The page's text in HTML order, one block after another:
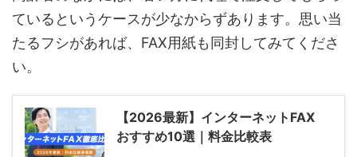
ているというケースが少なからずあります。思い当
たるフシがあれば、FAX用紙も同封してみてくださ
い。
【2026最新】インターネットFAX
おすすめ10選｜料金比較表